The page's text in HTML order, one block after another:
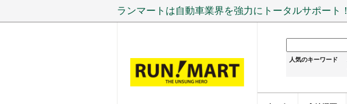
ランマートは自動車業界を強力にトータルサポート！
人気のキーワード